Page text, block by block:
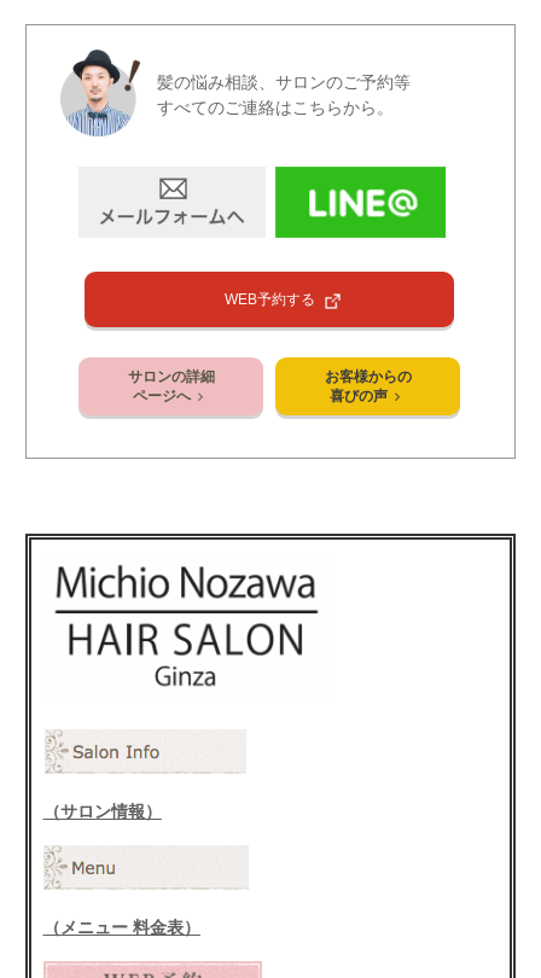
髪の悩み相談、サロンのご予約等
すべてのご連絡はこちらから。
WEB予約する
サロンの詳細
ページへ
お客様からの
喜びの声
（サロン情報）
（メニュー 料金表）